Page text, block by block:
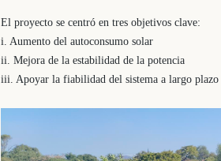
El proyecto se centró en tres objetivos clave:
i. Aumento del autoconsumo solar
ii. Mejora de la estabilidad de la potencia
iii. Apoyar la fiabilidad del sistema a largo plazo